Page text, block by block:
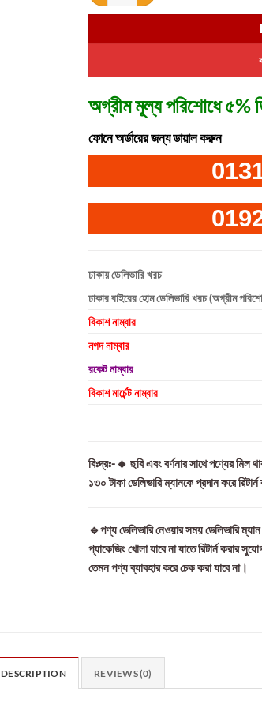
অগ্রীম মূল্য পরিশোধে ৫%
ফোনে অর্ডারের জন্য ডায়াল করুন
ঢাকায় ডেলিভারি খরচ
ঢাকার বাইরের হোম ডেলিভারি খরচ (অগ্রীম
বিকাশ নাম্বার
নগদ নাম্বার
রকেট নাম্বার
বিকাশ মার্চেন্ট নাম্বার
বিঃদ্রঃ-🔸 ছবি এবং বর্ণনার সাথে পণ্যের মিল
১৩০ টাকা ডেলিভারি ম্যানকে প্রদান করে
🔹পণ্য ডেলিভারি নেওয়ার সময় ডেলিভারি
প্যাকেজিং খোলা যাবে না যাতে রিটার্ন করার
তেমন পণ্য ব্যাবহার করে চেক করা যাবে না।
DESCRIPTION REVIEWS (0)